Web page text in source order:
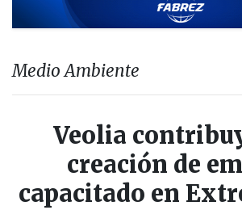
Medio Ambiente
Veolia
creación de
capacitado en